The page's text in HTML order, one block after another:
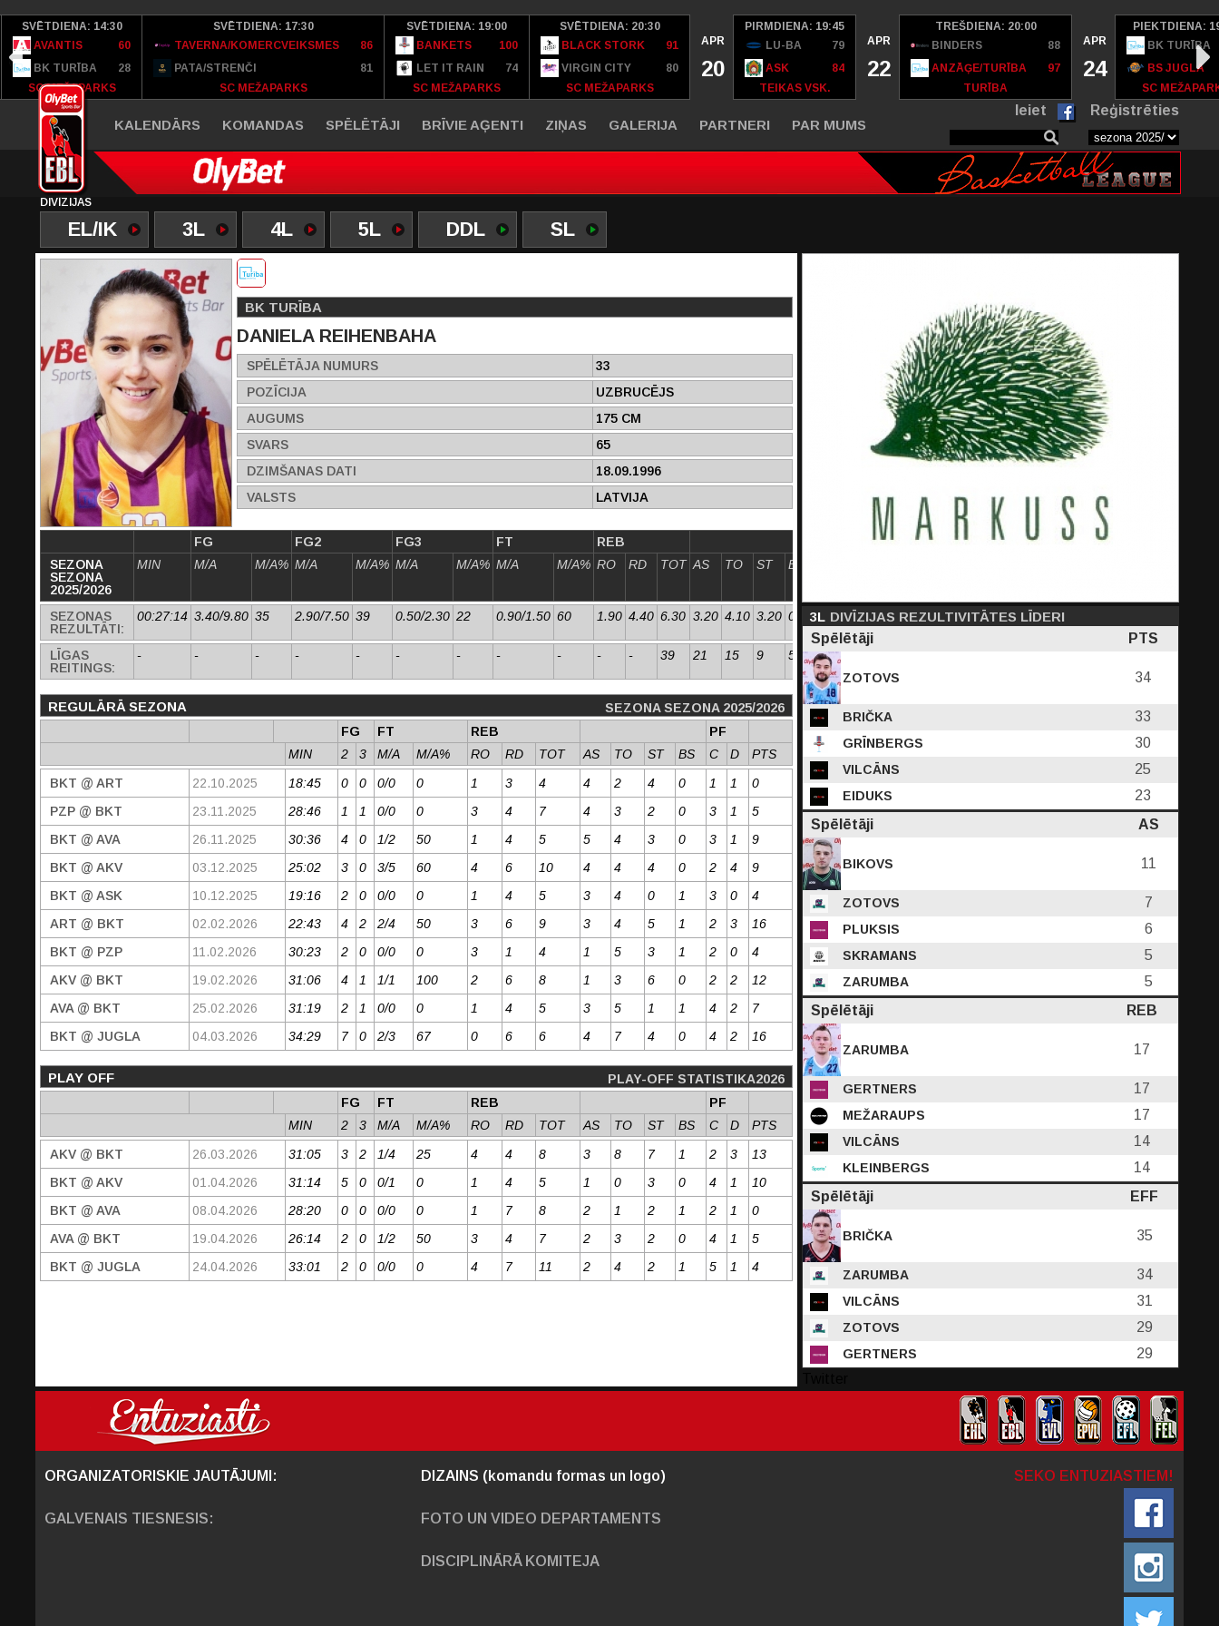
SVĒTDIENA: 14:30
AVANTIS
60
BK TURĪBA
28
SC MEŽAPARKS
SVĒTDIENA: 17:30
TAVERNA/KOMERCVEIKSMES
86
PATA/STRENČI
81
SC MEŽAPARKS
SVĒTDIENA: 19:00
BANKETS
100
LET IT RAIN
74
SC MEŽAPARKS
SVĒTDIENA: 20:30
BLACK STORK
91
VIRGIN CITY
80
SC MEŽAPARKS
APR
20
PIRMDIENA: 19:45
LU-BA
79
ASK
84
TEIKAS VSK.
APR
22
TREŠDIENA: 20:00
BINDERS
88
ANZĀĢE/TURĪBA
97
TURĪBA
APR
24
PIEKTDIENA:
BK TURĪBA
BS JUGLA
SC
KALENDĀRS KOMANDAS SPĒLĒTĀJI BRĪVIE AĢENTI ZIŅAS GALERIJA PARTNERI PAR MUMS
Ieiet Reģistrēties
DIVĪZIJAS
EL/IK 3L 4L 5L DDL SL
BK TURĪBA
DANIELA REIHENBAHA
SPĒLĒTĀJA NUMURS
33
POZĪCIJA
UZBRUCĒJS
AUGUMS
175 CM
SVARS
65
DZIMŠANAS DATI
18.09.1996
VALSTS
LATVIJA
FG FG2 FG3 FT REB
SEZONA
SEZONA
2025/2026
MIN M/A M/A% M/A M/A% M/A M/A% M/A M/A% RO RD TOT AS TO ST BS
SEZONAS
REZULTĀTI:
00:27:14 3.40/9.80 35 2.90/7.50 39 0.50/2.30 22 0.90/1.50 60 1.90 4.40 6.30 3.20 4.10 3.20 0.40 2.60 1.60 10.20 8.20
LĪGAS
REITINGS:
- - - - - - - - - - - 39 21 15 9 52 -
REGULĀRĀ SEZONA
SEZONA SEZONA 2025/2026
FG
FT REB
PF
MIN
2 3 M/A M/A% RO RD TOT AS TO ST BS C D
PTS
BKT @ ART
22.10.2025 18:45 0 0 0/0 0 1 3 4 4 2 4 0 1 1
0
PZP @ BKT
23.11.2025 28:46 1 1 0/0 0 3 4 7 4 3 2 0 3 1
5
BKT @ AVA
26.11.2025 30:36 4 0 1/2 50 1 4 5 5 4 3 0 3 1
9
BKT @ AKV
03.12.2025 25:02 3 0 3/5 60 4 6 10 4 4 4 0 2 4
9
BKT @ ASK
10.12.2025 19:16 2 0 0/0 0 1 4 5 3 4 0 1 3 0
4
ART @ BKT
02.02.2026 22:43 4 2 2/4 50 3 6 9 3 4 5 1 2 3
16
BKT @ PZP
11.02.2026 30:23 2 0 0/0 0 3 1 4 1 5 3 1 2 0
4
AKV @ BKT
19.02.2026 31:06 4 1 1/1 100 2 6 8 1 3 6 0 2 2
12
AVA @ BKT
25.02.2026 31:19 2 1 0/0 0 1 4 5 3 5 1 1 4 2
7
BKT @ JUGLA
04.03.2026 34:29 7 0 2/3 67 0 6 6 4 7 4 0 4 2 16
PLAY OFF
PLAY-OFF STATISTIKA2026
FG
FT REB
PF
MIN
2 3 M/A M/A% RO RD TOT AS TO ST BS C D
PTS
AKV @ BKT
26.03.2026 31:05 3 2 1/4 25 4 4 8 3 8 7 1 2 3
13
BKT @ AKV
01.04.2026 31:14 5 0 0/1 0 1 4 5 1 0 3 0 4 1
10
BKT @ AVA
08.04.2026 28:20 0 0 0/0 0 1 7 8 2 1 2 1 2 1
0
AVA @ BKT
19.04.2026 26:14 2 0 1/2 50 3 4 7 2 3 2 0 4 1
5
BKT @ JUGLA
24.04.2026 33:01 2 0 0/0 0 4 7 11 2 4 2 1 5 1 4
3L DIVĪZIJAS REZULTIVITĀTES LĪDERI
Spēlētāji
PTS
ZOTOVS 34
BRIČKA 33
GRĪNBERGS 30
VILCĀNS 25
EIDUKS
23
Spēlētāji
AS
BIKOVS 11
ZOTOVS 7
PLUKSIS 6
SKRAMANS 5
ZARUMBA
5
Spēlētāji
REB
ZARUMBA 17
GERTNERS 17
MEŽARAUPS 17
VILCĀNS 14
KLEINBERGS
14
Spēlētāji
EFF
BRIČKA 35
ZARUMBA 34
VILCĀNS 31
ZOTOVS 29
GERTNERS
29
ORGANIZATORISKIE JAUTĀJUMI:
GALVENAIS TIESNESIS:
DIZAINS (komandu formas un logo)
FOTO UN VIDEO DEPARTAMENTS
DISCIPLINĀRĀ KOMITEJA
SEKO ENTUZIASTIEM!